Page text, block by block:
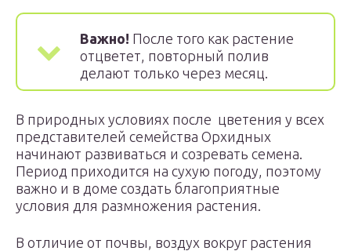
Важно! После того как растение
отцветет, повторный полив
делают только через месяц.
В природных условиях после цветения у всех
представителей семейства Орхидных
начинают развиваться и созревать семена.
Период приходится на сухую погоду, поэтому
важно и в доме создать благоприятные
условия для размножения растения.
В отличие от почвы, воздух вокруг растения